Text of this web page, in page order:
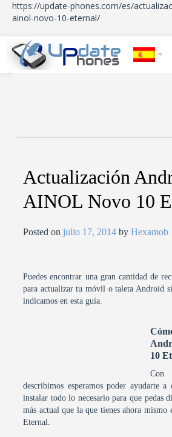
https://update-phones.com/es/
ainol-novo-10-eternal/
Actualización
AINOL Novo 10
Posted on julio 17, 2014 byHexamob
Puedes encontrar una gran cantidad de
para actualizar tu móvil o taleta Android
indicamos en esta guía.
10
describimos esperamos poder ayudarte a
instalar todo lo necesario para que pedas
más actual que la que tienes ahora
Eternal.